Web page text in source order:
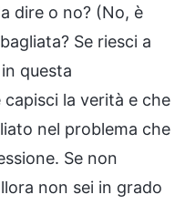
dire o no? (No, è
Se riesci a
questa
la verità e che
nel problema che
Se non
non sei in grado